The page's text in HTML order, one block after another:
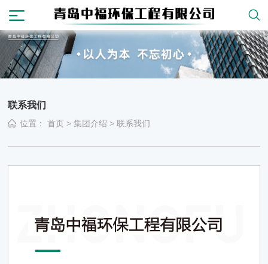
联系我们
位置：首页 >集团介绍 >联系我们